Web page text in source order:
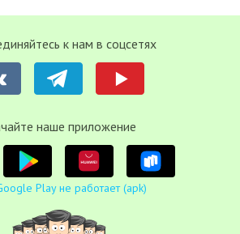
к нам в соцсетях
наше приложение
Play не работает (apk)